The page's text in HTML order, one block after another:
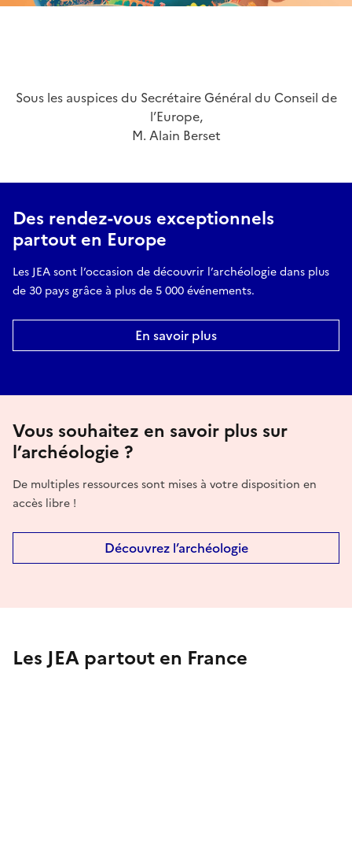
Sous les auspices du Secrétaire Général du Conseil de
l’Europe,
M. Alain Berset
Des rendez-vous exceptionnels
partout en Europe
Les JEA sont l’occasion de découvrir l’archéologie dans plus
de 30 pays grâce à plus de 5 000 événements.
En savoir plus
Vous souhaitez en savoir plus sur
l’archéologie ?
De multiples ressources sont mises à votre disposition en
accès libre !
Découvrez l’archéologie
Les JEA partout en France